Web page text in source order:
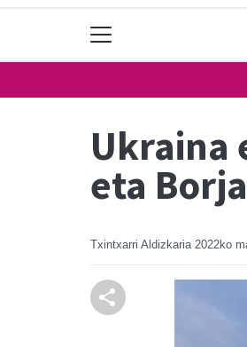
Ukraina
eta
Txintxarri Aldizkaria 2022ko